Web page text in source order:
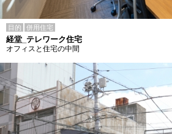
目的 併用住宅
経堂_テレワーク住宅
オフィスと住宅の中間